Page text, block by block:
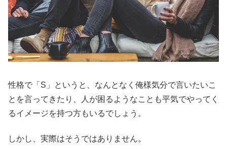
性格で「S」というと、なんとなく俺様気分で言いたいこ
とを言ってきたり、人が困るようなことも平気でやってく
るイメージを持つ方もいるでしょう。
しかし、実際はそうではありません。